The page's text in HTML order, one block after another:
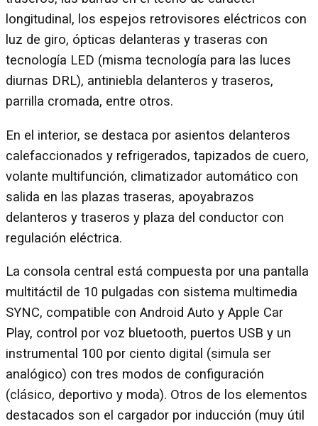
longitudinal, los espejos retrovisores eléctricos con
luz de giro, ópticas delanteras y traseras con
tecnología LED (misma tecnología para las luces
diurnas DRL), antiniebla delanteros y traseros,
parrilla cromada, entre otros.
En el interior, se destaca por asientos delanteros
calefaccionados y refrigerados, tapizados de cuero,
volante multifunción, climatizador automático con
salida en las plazas traseras, apoyabrazos
delanteros y traseros y plaza del conductor con
regulación eléctrica.
La consola central está compuesta por una pantalla
multitáctil de 10 pulgadas con sistema multimedia
SYNC, compatible con Android Auto y Apple Car
Play, control por voz bluetooth, puertos USB y un
instrumental 100 por ciento digital (simula ser
analógico) con tres modos de configuración
(clásico, deportivo y moda). Otros de los elementos
destacados son el cargador por inducción (muy útil